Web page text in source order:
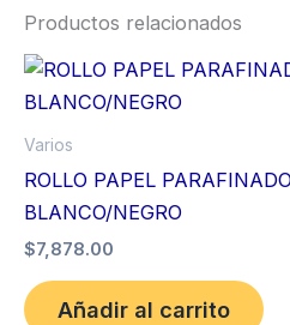
Productos relacionados
Varios
ROLLO PAPEL
BLANCO/NEGRO
$7,878.00
Añadir al carrito